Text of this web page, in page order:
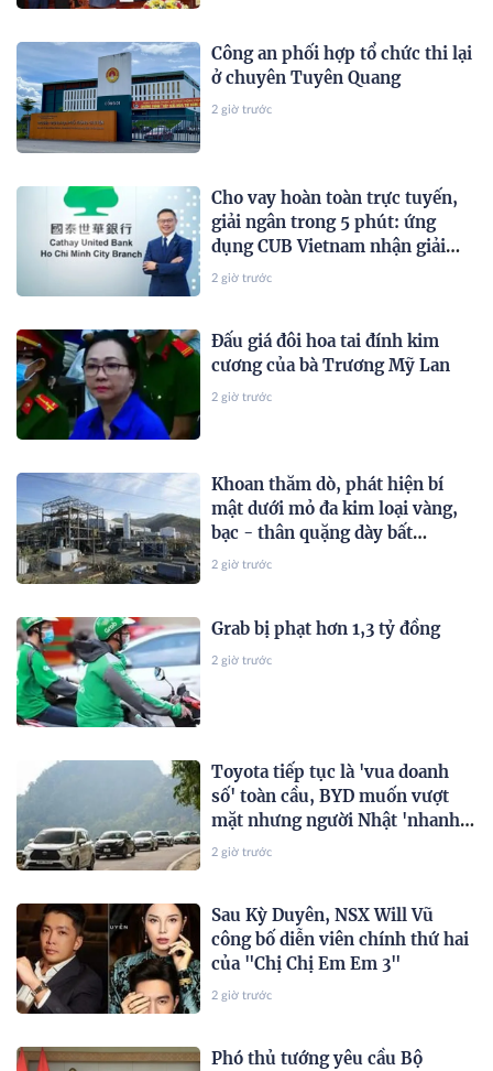
Công an phối hợp tổ chức thi lại
ở chuyên Tuyên Quang
2 giờ trước
Cho vay hoàn toàn trực tuyến,
giải ngân trong 5 phút: ứng
dụng CUB Vietnam nhận giải
thưởng quốc tế
2 giờ trước
Đấu giá đôi hoa tai đính kim
cương của bà Trương Mỹ Lan
2 giờ trước
Khoan thăm dò, phát hiện bí
mật dưới mỏ đa kim loại vàng,
bạc - thân quặng dày bất
thường hé lộ dư địa khai thác
2 giờ trước
Grab bị phạt hơn 1,3 tỷ đồng
2 giờ trước
Toyota tiếp tục là 'vua doanh
số' toàn cầu, BYD muốn vượt
mặt nhưng người Nhật 'nhanh
hơn' ở một điểm
2 giờ trước
Sau Kỳ Duyên, NSX Will Vũ
công bố diễn viên chính thứ hai
của "Chị Chị Em Em 3"
2 giờ trước
Phó thủ tướng yêu cầu Bộ